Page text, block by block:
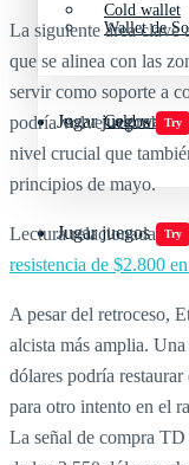
Cold wallet
Jugar juegos Try
Wallet de
Cold wallet
Jugar juegos Try
La siguiente área clave
que se alinea con las
servir como soporte a
podría volver a probar
nivel crucial que
principios de mayo.
Lectura relacionada:La
resistencia de $2.800
A pesar del retroceso,
alcista más amplia.
dólares podría
para otro intento en el
La señal de compra